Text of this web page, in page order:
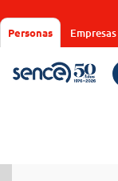
al
contenido
Personas Empresas